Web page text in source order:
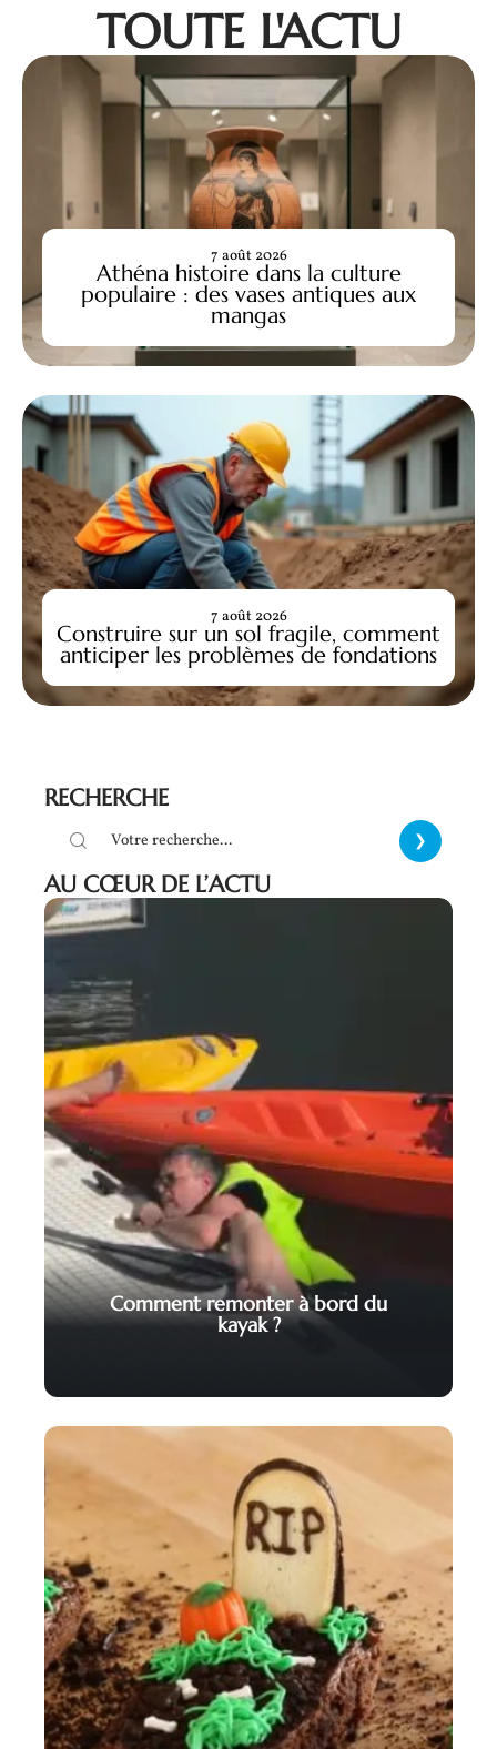
TOUTE L'ACTU
Athéna histoire dans la culture
populaire : des vases antiques aux
mangas
7 août 2026
Construire sur un sol fragile, comment
anticiper les problèmes de fondations
7 août 2026
RECHERCHE
AU CŒUR DE L’ACTU
Comment remonter à bord du
kayak ?